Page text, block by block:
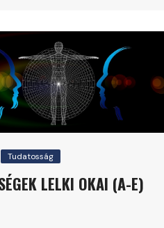
Tudatosság
LELKI OKAI (A-E)